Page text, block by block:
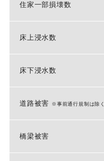
住家一部損壊数
床上浸水数
床下浸水数
道路被害 ※事前通行規制は除く
橋梁被害